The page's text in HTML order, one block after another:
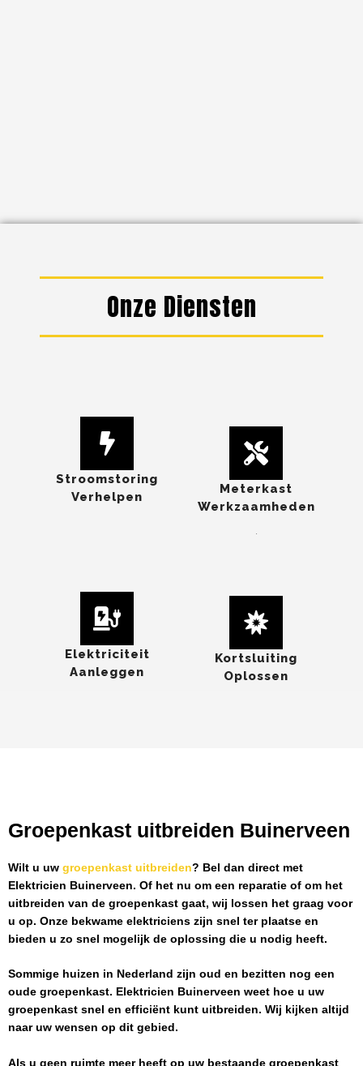
Onze Diensten
Stroomstoring
Verhelpen
Meterkast
Werkzaamheden
Elektriciteit
Aanleggen
Kortsluiting
Oplossen
Groepenkast uitbreiden Buinerveen
Wilt u uw groepenkast uitbreiden? Bel dan direct met
Elektricien Buinerveen. Of het nu om een reparatie of om het
uitbreiden van de groepenkast gaat, wij lossen het graag voor
u op. Onze bekwame elektriciens zijn snel ter plaatse en
bieden u zo snel mogelijk de oplossing die u nodig heeft.
Sommige huizen in Nederland zijn oud en bezitten nog een
oude groepenkast. Elektricien Buinerveen weet hoe u uw
groepenkast snel en efficiënt kunt uitbreiden. Wij kijken altijd
naar uw wensen op dit gebied.
Als u geen ruimte meer heeft op uw bestaande groepenkast